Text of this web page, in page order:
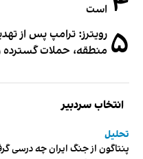
است
۵ رویترز: ترامپ پس از
منطقه، حملات گسترده
انتخاب سردبیر
تحلیل
پنتاگون از جنگ ایران چه درسی